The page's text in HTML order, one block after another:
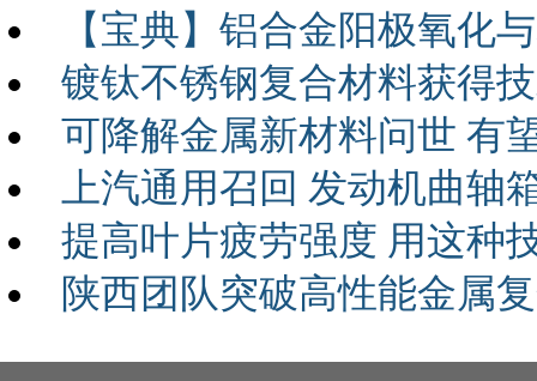
【宝典】铝合金阳极氧化
镀钛不锈钢复合材料获得
可降解金属新材料问世 有
上汽通用召回 发动机曲轴
提高叶片疲劳强度 用这种
陕西团队突破高性能金属